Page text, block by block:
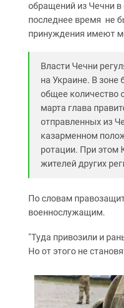
обращений из Чечни
последнее время не
принуждения имеют
Власти Чечни
на Украине. В зоне
общее количество
марта глава
отправленных из
казарменном
ротации. При этом
жителей других
По словам
военнослужащим.
"Туда привозили и
Но от этого не